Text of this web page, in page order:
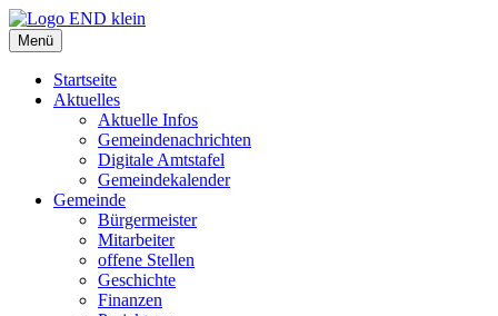
Zum
Inhalt
springen
Menü
Startseite
Aktuelles
Aktuelle Infos
Gemeindenachrichten
Digitale Amtstafel
Gemeindekalender
Gemeinde
Bürgermeister
Mitarbeiter
offene Stellen
Geschichte
Finanzen